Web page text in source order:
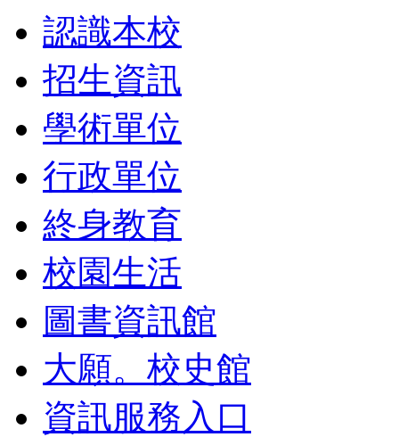
認識本校
招生資訊
學術單位
行政單位
終身教育
校園生活
圖書資訊館
大願。校史館
資訊服務入口